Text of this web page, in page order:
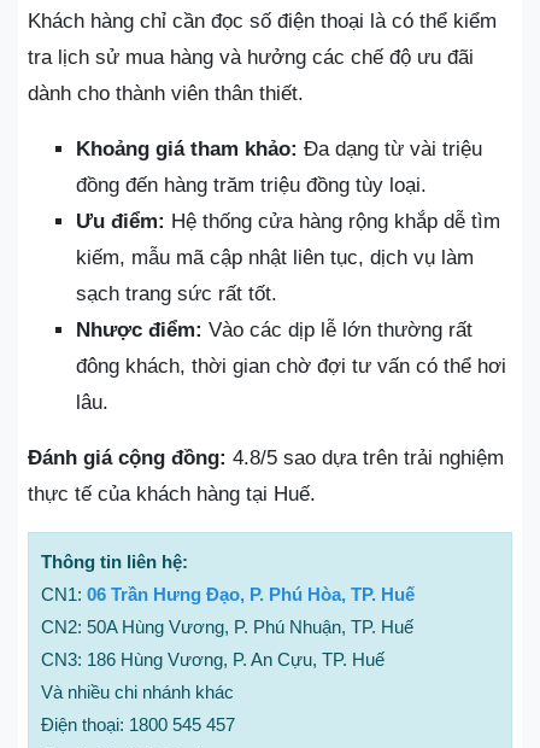
Khách hàng chỉ cần đọc số điện thoại là có thể kiểm
tra lịch sử mua hàng và hưởng các chế độ ưu đãi
dành cho thành viên thân thiết.
Khoảng giá tham khảo: Đa dạng từ vài triệu
đồng đến hàng trăm triệu đồng tùy loại.
Ưu điểm: Hệ thống cửa hàng rộng khắp dễ tìm
kiếm, mẫu mã cập nhật liên tục, dịch vụ làm
sạch trang sức rất tốt.
Nhược điểm: Vào các dịp lễ lớn thường rất
đông khách, thời gian chờ đợi tư vấn có thể hơi
lâu.
Đánh giá cộng đồng: 4.8/5 sao dựa trên trải nghiệm
thực tế của khách hàng tại Huế.
Thông tin liên hệ:
CN1: 06 Trần Hưng Đạo, P. Phú Hòa, TP. Huế
CN2: 50A Hùng Vương, P. Phú Nhuận, TP. Huế
CN3: 186 Hùng Vương, P. An Cựu, TP. Huế
Và nhiều chi nhánh khác
Điện thoại: 1800 545 457